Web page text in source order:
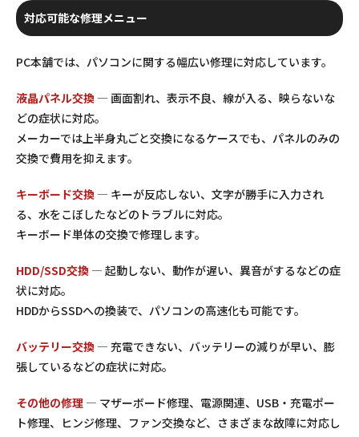
対応可能な修理メニュー
PC本舗では、パソコンに関する幅広い修理に対応しています。
液晶パネル交換 — 画面割れ、表示不良、線が入る、映らないな
どの症状に対応。
メーカーでは上半身丸ごと交換になるケースでも、パネルのみの
交換で費用を抑えます。
キーボード交換 — キーが反応しない、文字が勝手に入力され
る、水をこぼしたなどのトラブルに対応。
キーボード単体の交換で修理します。
HDD/SSD交換 — 起動しない、動作が遅い、異音がするなどの症
状に対応。
HDDからSSDへの換装で、パソコンの高速化も可能です。
バッテリー交換 — 充電できない、バッテリーの減りが早い、膨
張しているなどの症状に対応。
その他の修理 — マザーボード修理、電源関連、USB・充電ポー
ト修理、ヒンジ修理、ファン交換など、さまざまな故障に対応し